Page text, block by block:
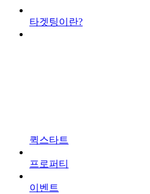
타겟팅이란?
퀵스타트
프로퍼티
이벤트